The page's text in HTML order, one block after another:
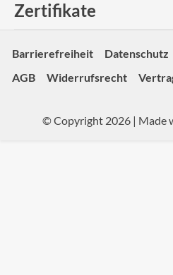
Zertifikate
Barrierefreiheit Datenschutz
AGB
Widerrufsrecht
© Copyright 2026 | Made